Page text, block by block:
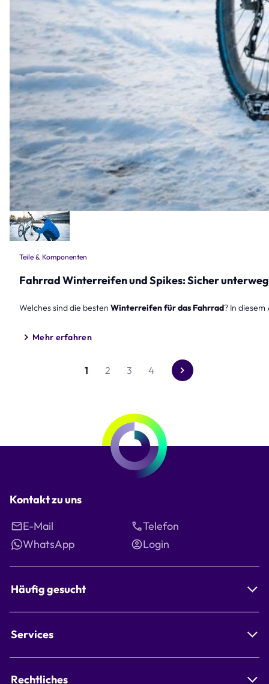
Teile & Komponenten
Fahrrad Winterreifen und Spikes: Sicher
Welches sind die besten Winterreifen für das Fahrrad? In
Mehr erfahren
1 2 3 4
Gehe
Kontakt zu uns
E-Mail
Telefon
WhatsApp
Login
Häufig gesucht
Services
Rechtliches